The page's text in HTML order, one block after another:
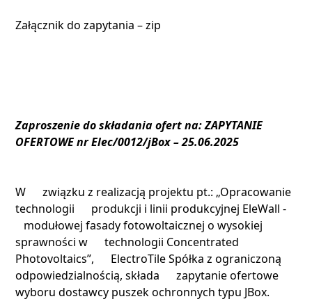
Załącznik do zapytania – zip
Zaproszenie do składania ofert na: ZAPYTANIE
OFERTOWE nr Elec/0012/jBox – 25.06.2025
W związku z realizacją projektu pt.: „Opracowanie
technologii produkcji i linii produkcyjnej EleWall -
modułowej fasady fotowoltaicznej o wysokiej
sprawności w technologii Concentrated
Photovoltaics”, ElectroTile Spółka z ograniczoną
odpowiedzialnością, składa zapytanie ofertowe
wyboru dostawcy puszek ochronnych typu JBox.